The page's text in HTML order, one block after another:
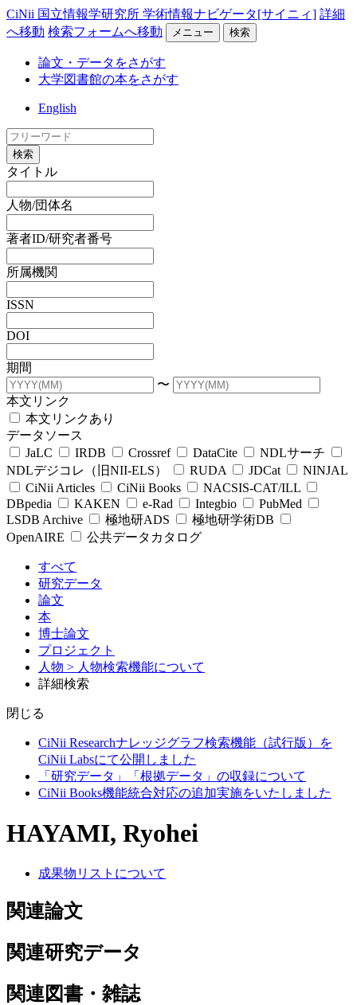
CiNii 国立情報学研究所 学術情報ナビゲータ[サイニィ] 詳細
へ移動 検索フォームへ移動 メニュー 検索
論文・データをさがす
大学図書館の本をさがす
English
検索
タイトル
人物/団体名
著者ID/研究者番号
所属機関
ISSN
DOI
期間
〜
本文リンク
本文リンクあり
データソース
JaLC
IRDB Crossref DataCite
NDLサーチ
NDLデジコレ（旧NII-ELS）
RUDA JDCat
NINJAL
CiNii Articles
CiNii Books
NACSIS-CAT/ILL
DBpedia
KAKEN e-Rad Integbio
PubMed
LSDB Archive
極地研ADS
極地研学術DB
OpenAIRE
公共データカタログ
すべて
研究データ
論文
本
博士論文
プロジェクト
人物 > 人物検索機能について
詳細検索
閉じる
CiNii Researchナレッジグラフ検索機能（試行版）を
CiNii Labsにて公開しました
「研究データ」「根拠データ」の収録について
CiNii Books機能統合対応の追加実施をいたしました
HAYAMI, Ryohei
成果物リストについて
関連論文
関連研究データ
関連図書・雑誌